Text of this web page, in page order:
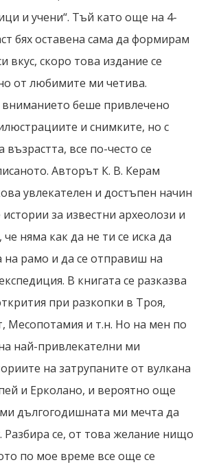
и учени“. Тъй като още на 4-
бях оставена сама да формирам
вкус, скоро това издание се
от любимите ми четива.
беше привлечено
и снимките, но с
възрастта, все по-често се
Авторът К. В. Керам
увлекателен и достъпен начин
за известни археолози и
че няма как да не ти се иска да
рамо и да се отправиш на
В книгата се разказва
при разкопки в Троя,
Месопотамия и т.н. Но на мен по
най-привлекателни ми
на затрупаните от вулкана
и Ерколано, и вероятно още
дългогодишната ми мечта да
Разбира се, от това желание нищо
по мое време все още се